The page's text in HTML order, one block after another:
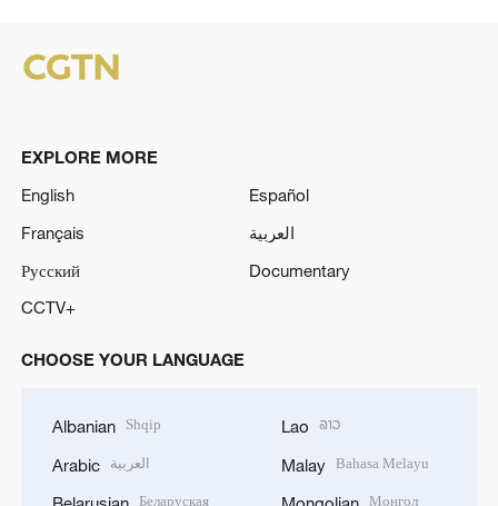
EXPLORE MORE
English
Español
Français
العربية
Русский
Documentary
CCTV+
CHOOSE YOUR LANGUAGE
Albanian Shqip
Arabic العربية
Беларуская
Lao ລາວ
Malay Bahasa Melayu
Монгол